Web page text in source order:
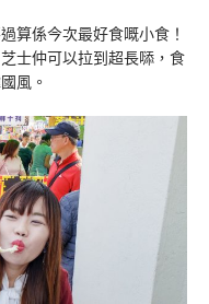
算係今次最好食嘅小食！
士仲可以拉到超長𠻹，食
風。